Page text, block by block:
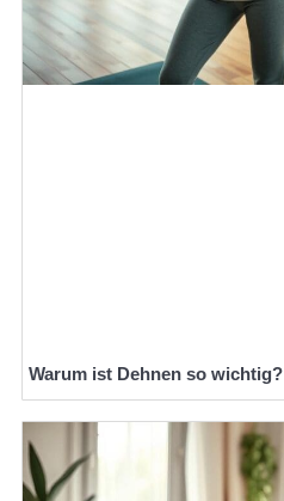
Warum ist Dehnen so wichtig?